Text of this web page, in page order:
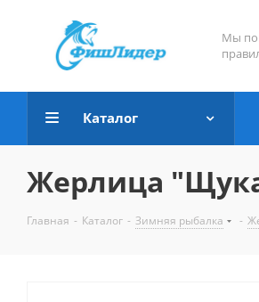
Мы
Каталог
Жерлица
Главная - Каталог - Зимняя рыбалка -